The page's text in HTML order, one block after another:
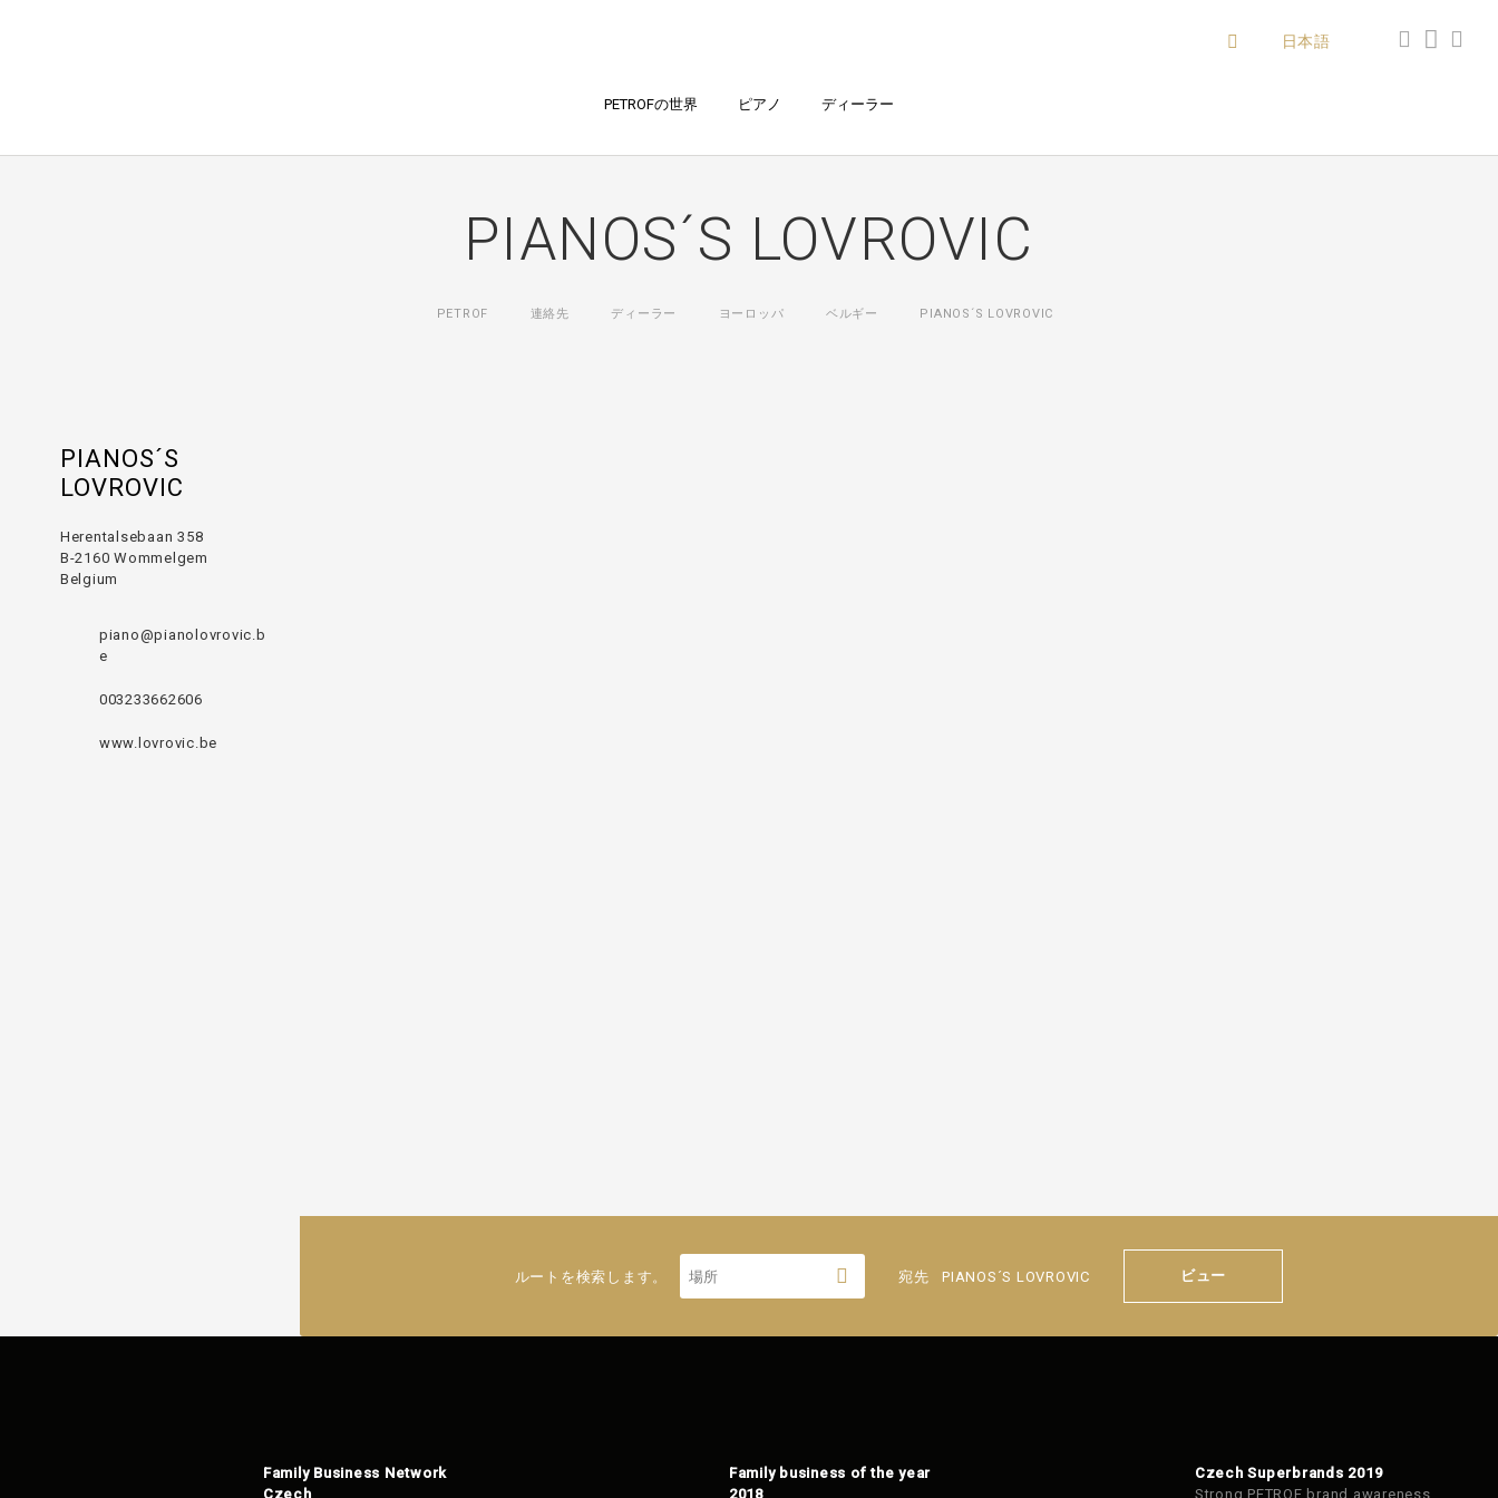
PETROFの世界 ピアノ ディーラー
日本語
PIANOS´S LOVROVIC
PETROF 連絡先 ディーラー ヨーロッパ ベルギー PIANOS´S LOVROVIC
PIANOS´S
LOVROVIC
Herentalsebaan 358
B-2160 Wommelgem
Belgium
piano@pianolovrovic.b
e
003233662606
www.lovrovic.be
ルートを検索します。 宛先 PIANOS´S LOVROVIC ビュー
Family Business Network
Czech
Family business of the year
2018
Czech Superbrands 2019
Strong PETROF brand awareness